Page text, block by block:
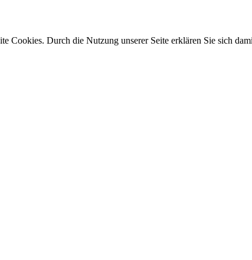
Cookies. Durch die Nutzung unserer Seite erklären Sie sich